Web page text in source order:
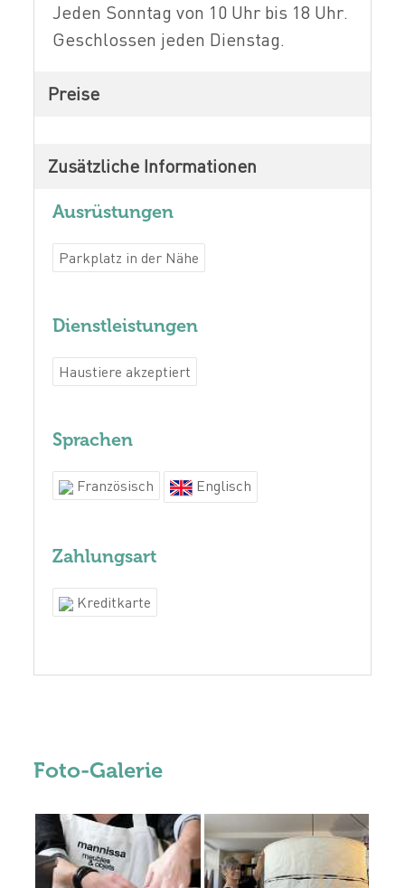
Jeden Sonntag von 10 Uhr bis 18 Uhr.
Geschlossen jeden Dienstag.
Preise
Zusätzliche Informationen
Ausrüstungen
Parkplatz in der Nähe
Dienstleistungen
Haustiere akzeptiert
Sprachen
Französisch Englisch
Zahlungsart
Kreditkarte
Foto-Galerie